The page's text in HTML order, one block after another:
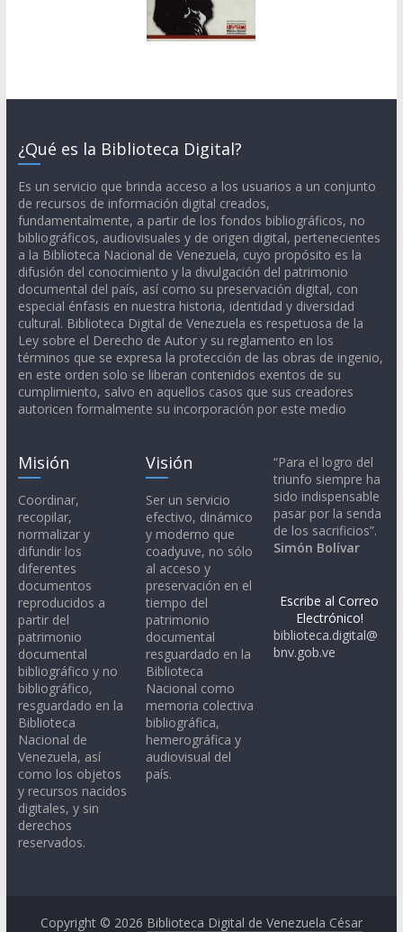
¿Qué es la Biblioteca Digital?
Es un servicio que brinda acceso a los usuarios a un conjunto
de recursos de información digital creados,
fundamentalmente, a partir de los fondos bibliográficos, no
bibliográficos, audiovisuales y de origen digital, pertenecientes
a la Biblioteca Nacional de Venezuela, cuyo propósito es la
difusión del conocimiento y la divulgación del patrimonio
documental del país, así como su preservación digital, con
especial énfasis en nuestra historia, identidad y diversidad
cultural. Biblioteca Digital de Venezuela es respetuosa de la
Ley sobre el Derecho de Autor y su reglamento en los
términos que se expresa la protección de las obras de ingenio,
en este orden solo se liberan contenidos exentos de su
cumplimiento, salvo en aquellos casos que sus creadores
autoricen formalmente su incorporación por este medio
Misión
Coordinar,
recopilar,
normalizar y
difundir los
diferentes
documentos
reproducidos a
partir del
patrimonio
documental
bibliográfico y no
bibliográfico,
resguardado en la
Biblioteca
Nacional de
Venezuela, así
como los objetos
y recursos nacidos
digitales, y sin
derechos
reservados.
Visión
Ser un servicio
efectivo, dinámico
y moderno que
coadyuve, no sólo
al acceso y
preservación en el
tiempo del
patrimonio
documental
resguardado en la
Biblioteca
Nacional como
memoria colectiva
bibliográfica,
hemerográfica y
audiovisual del
país.
“Para el logro del
triunfo siempre ha
sido indispensable
pasar por la senda
de los sacrificios”.
Simón Bolívar
Escribe al Correo
Electrónico!
biblioteca.digital@
bnv.gob.ve
Copyright © 2026 Biblioteca Digital de Venezuela César